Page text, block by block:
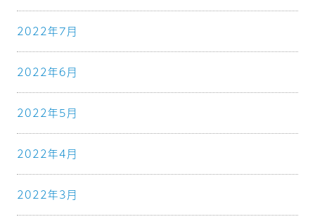
2022年7月
2022年6月
2022年5月
2022年4月
2022年3月